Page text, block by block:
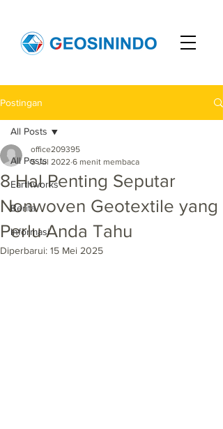
Postingan
All Posts
Earthworks
Berita
Informasi
All Posts
8 Hal Penting Seputar
Nonwoven Geotextile yang
Perlu Anda Tahu
office209395
5 Jul 2022 6 menit membaca
Diperbarui: 15 Mei 2025